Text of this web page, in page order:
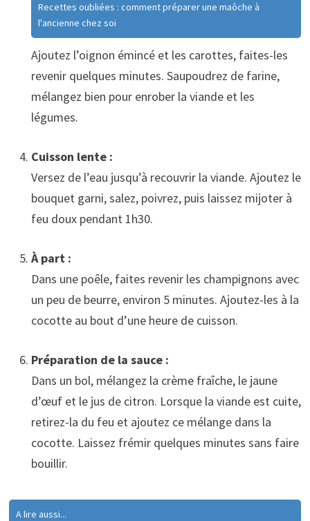
Recettes oubliées : comment préparer une maôche à
l'ancienne chez soi
Ajoutez l’oignon émincé et les carottes, faites-les
revenir quelques minutes. Saupoudrez de farine,
mélangez bien pour enrober la viande et les
légumes.
Cuisson lente :
Versez de l’eau jusqu’à recouvrir la viande. Ajoutez le
bouquet garni, salez, poivrez, puis laissez mijoter à
feu doux pendant 1h30.
À part :
Dans une poêle, faites revenir les champignons avec
un peu de beurre, environ 5 minutes. Ajoutez-les à la
cocotte au bout d’une heure de cuisson.
Préparation de la sauce :
Dans un bol, mélangez la crème fraîche, le jaune
d’œuf et le jus de citron. Lorsque la viande est cuite,
retirez-la du feu et ajoutez ce mélange dans la
cocotte. Laissez frémir quelques minutes sans faire
bouillir.
A lire aussi...